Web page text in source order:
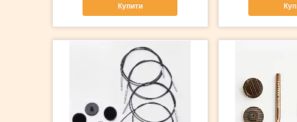
Купити